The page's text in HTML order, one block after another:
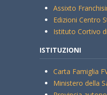
Assixto
Edizioni Centro
Istituto Cortivo
ISTITUZIONI
Carta Famiglia
Ministero della